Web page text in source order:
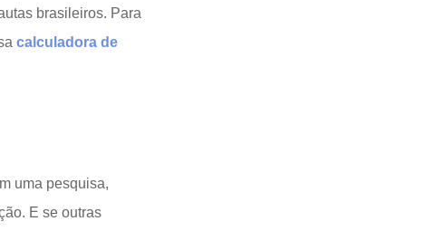
brasileiros. Para
calculadora de
uma pesquisa,
E se outras